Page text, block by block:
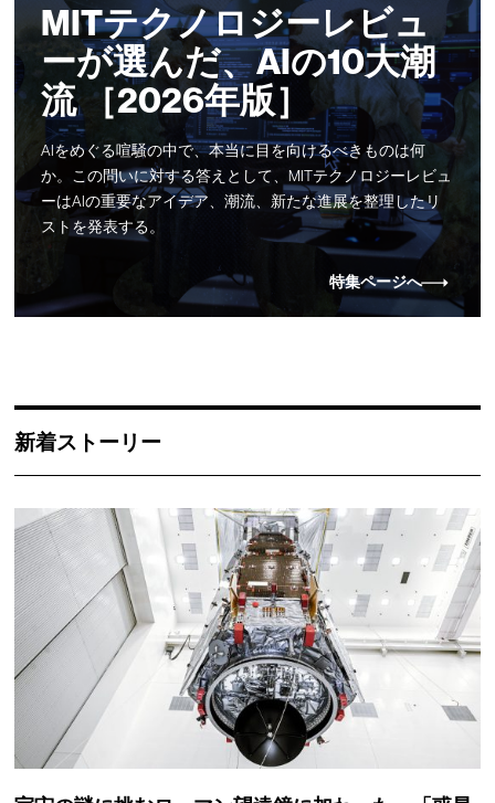
MITテクノロジーレビュ
ーが選んだ、AIの10大潮
流 ［2026年版］
AIをめぐる喧騒の中で、本当に目を向けるべきものは何
か。この問いに対する答えとして、MITテクノロジーレビュ
ーはAIの重要なアイデア、潮流、新たな進展を整理したリ
ストを発表する。
特集ページへ
新着ストーリー